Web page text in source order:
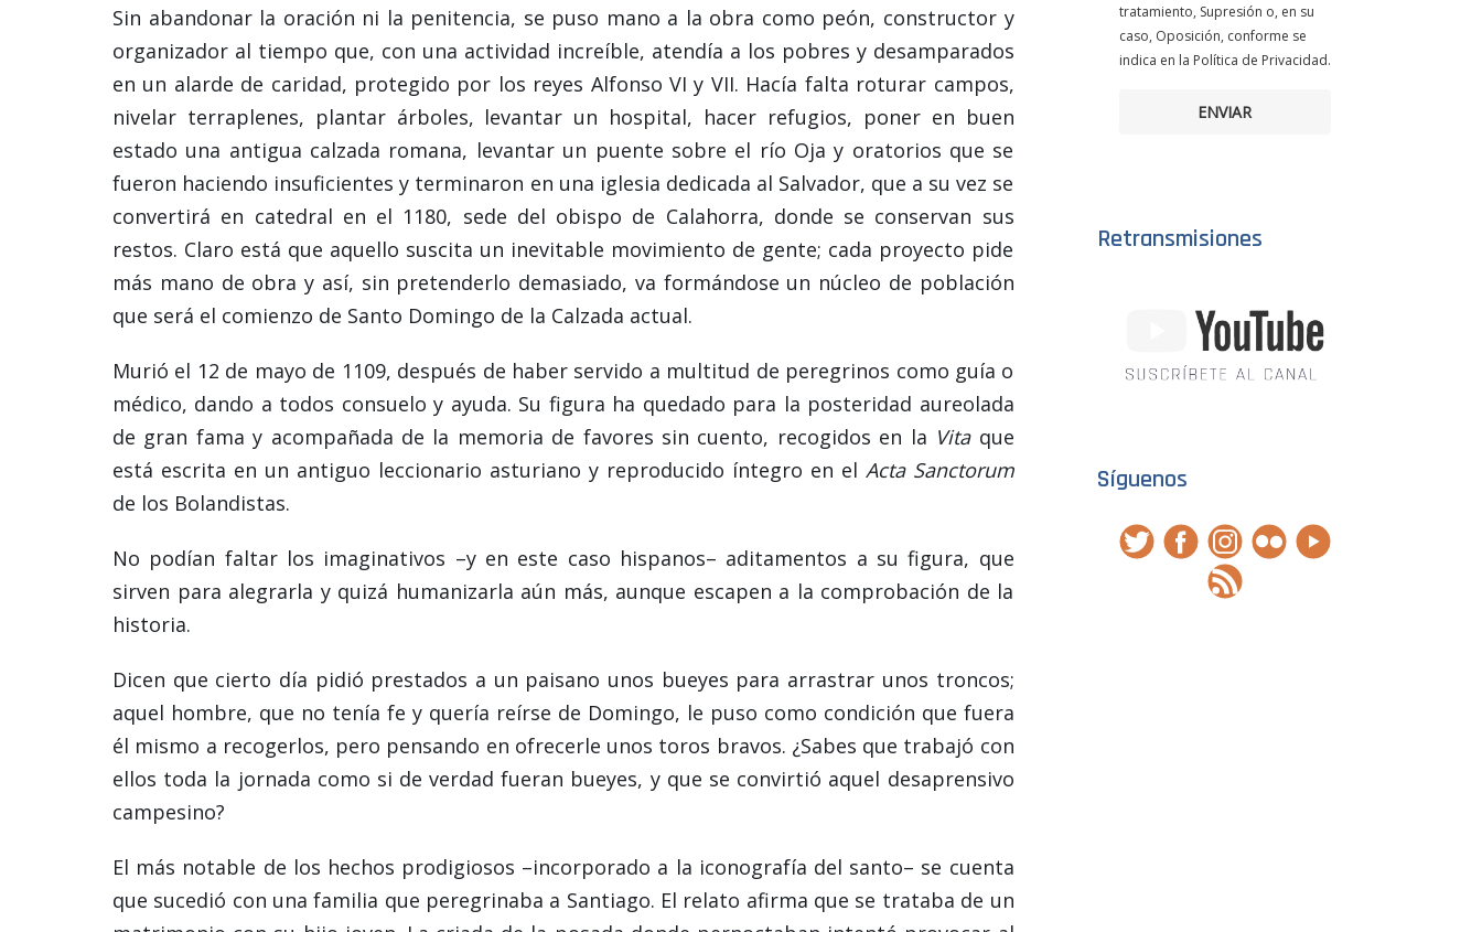
Sin abandonar la oración ni la penitencia, se puso mano a la obra como peón, constructor y
organizador al tiempo que, con una actividad increíble, atendía a los pobres y desamparados
en un alarde de caridad, protegido por los reyes Alfonso VI y VII. Hacía falta roturar campos,
nivelar terraplenes, plantar árboles, levantar un hospital, hacer refugios, poner en buen
estado una antigua calzada romana, levantar un puente sobre el río Oja y oratorios que se
fueron haciendo insuficientes y terminaron en una iglesia dedicada al Salvador, que a su vez se
convertirá en catedral en el 1180, sede del obispo de Calahorra, donde se conservan sus
restos. Claro está que aquello suscita un inevitable movimiento de gente; cada proyecto pide
más mano de obra y así, sin pretenderlo demasiado, va formándose un núcleo de población
que será el comienzo de Santo Domingo de la Calzada actual.
Murió el 12 de mayo de 1109, después de haber servido a multitud de peregrinos como guía o
médico, dando a todos consuelo y ayuda. Su figura ha quedado para la posteridad aureolada
de gran fama y acompañada de la memoria de favores sin cuento, recogidos en la Vitaque
está escrita en un antiguo leccionario asturiano y reproducido íntegro en el Acta Sanctorum
de los Bolandistas.
No podían faltar los imaginativos –y en este caso hispanos– aditamentos a su figura, que
sirven para alegrarla y quizá humanizarla aún más, aunque escapen a la comprobación de la
historia.
Dicen que cierto día pidió prestados a un paisano unos bueyes para arrastrar unos troncos;
aquel hombre, que no tenía fe y quería reírse de Domingo, le puso como condición que fuera
él mismo a recogerlos, pero pensando en ofrecerle unos toros bravos. ¿Sabes que trabajó con
ellos toda la jornada como si de verdad fueran bueyes, y que se convirtió aquel desaprensivo
campesino?
El más notable de los hechos prodigiosos –incorporado a la iconografía del santo– se cuenta
que sucedió con una familia que peregrinaba a Santiago. El relato afirma que se trataba de un
tratamiento, Supresión o, en su
caso, Oposición, conforme se
indica en la Política de Privacidad.
ENVIAR
Retransmisiones
Síguenos